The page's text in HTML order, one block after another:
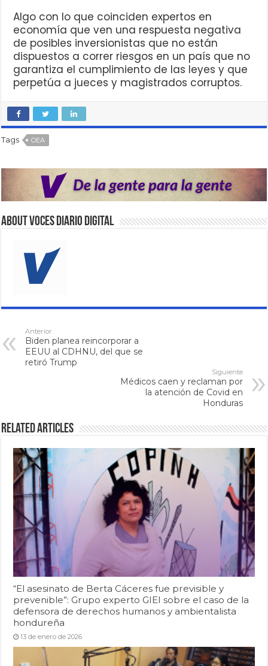
Algo con lo que coinciden expertos en
economía que ven una respuesta negativa
de posibles inversionistas que no están
dispuestos a correr riesgos en un país que no
garantiza el cumplimiento de las leyes y que
perpetúa a jueces y magistrados corruptos.
Tags OEA
About VOCES Diario digital
Anterior
Biden planea reincorporar a
EEUU al CDHNU, del que se
retiró Trump
Siguiente
Médicos caen y reclaman por
la atención de Covid en
Honduras
Related Articles
“El asesinato de Berta Cáceres fue previsible y
prevenible”: Grupo experto GIEI sobre el caso de la
defensora de derechos humanos y ambientalista
hondureña
13 de enero de 2026